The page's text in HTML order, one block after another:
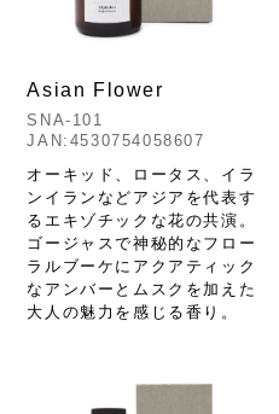
Asian Flower
SNA-101
JAN:4530754058607
オーキッド、ロータス、イラ
ンイランなどアジアを代表す
るエキゾチックな花の共演。
ゴージャスで神秘的なフロー
ラルブーケにアクアティック
なアンバーとムスクを加えた
大人の魅力を感じる香り。